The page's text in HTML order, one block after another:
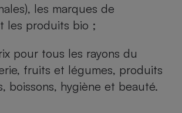
les marques de
les produits bio ;
pour tous les rayons du
fruits et légumes, produits
boissons, hygiène et beauté.